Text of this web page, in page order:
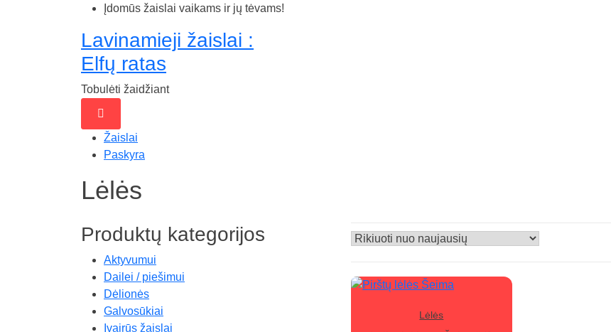
Įdomūs žaislai vaikams ir jų tėvams!
Lavinamieji žaislai :
Elfų ratas
Tobulėti žaidžiant
Žaislai
Paskyra
Lėlės
Lėlės
Produktų kategorijos
Aktyvumui
Dailei / piešimui
Dėlionės
Galvosūkiai
Įvairūs žaislai